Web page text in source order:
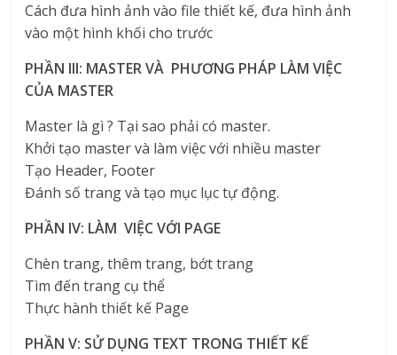
Cách đưa hình ảnh vào file thiết kế, đưa hình ảnh
vào một hình khối cho trước
PHẦN III: MASTER VÀ PHƯƠNG PHÁP LÀM VIỆC
CỦA MASTER
Master là gì ? Tại sao phải có master.
Khởi tạo master và làm việc với nhiều master
Tạo Header, Footer
Đánh số trang và tạo mục lục tự động.
PHẦN IV: LÀM VIỆC VỚI PAGE
Chèn trang, thêm trang, bớt trang
Tìm đến trang cụ thể
Thực hành thiết kế Page
PHẦN V: SỬ DỤNG TEXT TRONG THIẾT KẾ